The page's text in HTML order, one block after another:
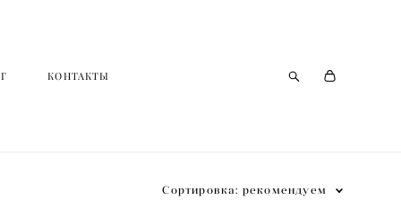
КОНТАКТЫ
КОНТАКТЫ
Сортировка: рекомендуем